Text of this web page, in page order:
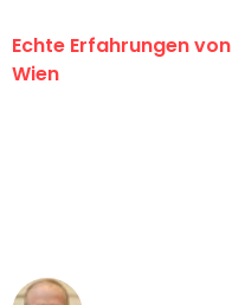
Echte Erfahrungen
Wien